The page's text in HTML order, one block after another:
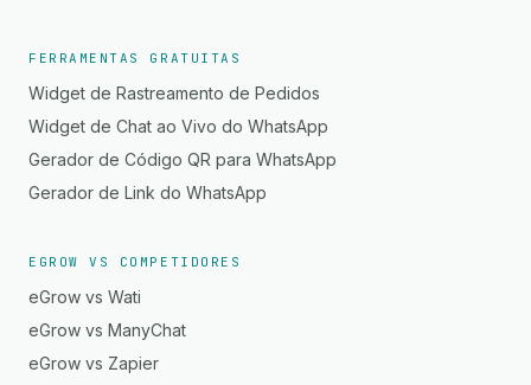
FERRAMENTAS GRATUITAS
Widget de Rastreamento de Pedidos
Widget de Chat ao Vivo do WhatsApp
Gerador de Código QR para WhatsApp
Gerador de Link do WhatsApp
EGROW VS COMPETIDORES
eGrow vs Wati
eGrow vs ManyChat
eGrow vs Zapier